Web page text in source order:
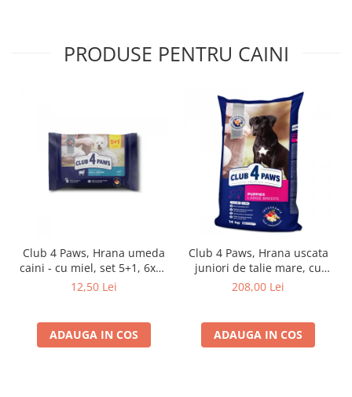
PRODUSE PENTRU CAINI
Club 4 Paws, Hrana umeda
caini - cu miel, set 5+1, 6x80
g
12,50 Lei
ADAUGA IN COS
Club 4 Paws, Hrana uscata
juniori de talie mare, cu
pui, 14kg
208,00 Lei
ADAUGA IN COS